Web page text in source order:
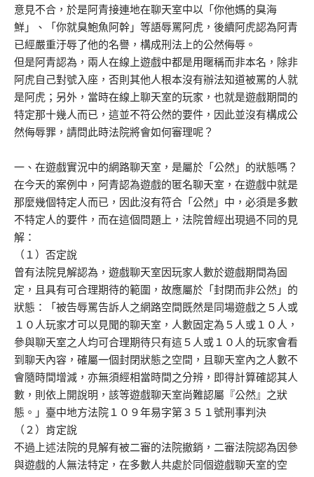
意見不合，於是阿青接連地在聊天室中以「你他媽的臭海
鮮」、「你就臭鮑魚阿幹」等語辱罵阿虎，後續阿虎認為阿青
已經嚴重汙辱了他的名譽，構成刑法上的公然侮辱。
但是阿青認為，兩人在線上遊戲中都是用暱稱而非本名，除非
阿虎自己對號入座，否則其他人根本沒有辦法知道被罵的人就
是阿虎；另外，當時在線上聊天室的玩家，也就是遊戲期間的
特定那十幾人而已，這並不符公然的要件，因此並沒有構成公
然侮辱罪，請問此時法院將會如何審理呢？
一、在遊戲實況中的網路聊天室，是屬於「公然」的狀態嗎？
在今天的案例中，阿青認為遊戲的匿名聊天室，在遊戲中就是
那麼幾個特定人而已，因此沒有符合「公然」中，必須是多數
不特定人的要件，而在這個問題上，法院曾經出現過不同的見
解：
（１）否定說
曾有法院見解認為，遊戲聊天室因玩家人數於遊戲期間為固
定，且具有可合理期待的範圍，故應屬於「封閉而非公然」的
狀態：「被告辱罵告訴人之網路空間既然是同場遊戲之５人或
１０人玩家才可以見聞的聊天室，人數固定為５人或１０人，
參與聊天室之人均可合理期待只有這５人或１０人的玩家會看
到聊天內容，確屬一個封閉狀態之空間，且聊天室內之人數不
會隨時間增減，亦無須經相當時間之分辨，即得計算確認其人
數，則依上開說明，該等遊戲聊天室尚難認屬『公然』之狀
態。」臺中地方法院１０９年易字第３５１號刑事判決
（２）肯定說
不過上述法院的見解有被二審的法院撤銷，二審法院認為因參
與遊戲的人無法特定，在多數人共處於同個遊戲聊天室的空